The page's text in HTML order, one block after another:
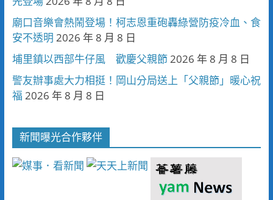
廟口音樂會熱鬧登場！柯志恩重砲轟綠營防疫冷血、食
安不透明 2026 年 8 月 8 日
埔里鎮以西部牛仔風 歡慶父親節2026 年 8 月 8 日
警友辦事處大力相挺！岡山分局送上「父親節」暖心祝
福 2026 年 8 月 8 日
新聞曝光合作夥伴